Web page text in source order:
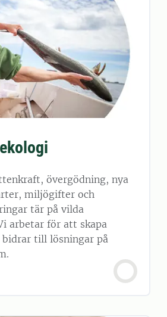
övergödning, nya
miljögifter och
tär på vilda
arbetar för att skapa
bidrar till lösningar på